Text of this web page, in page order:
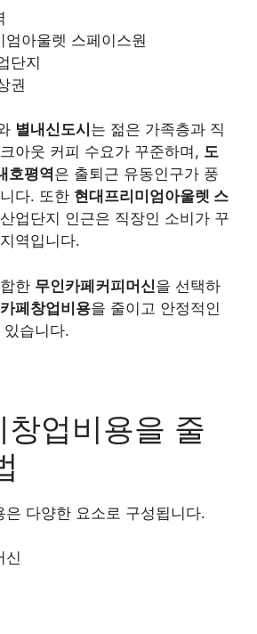
엄아울렛 스페이스원
단지
권
별내신도시 는 젊은 가족층과 직
아웃 커피 수요가 꾸준하며, 도
호평역은 출퇴근 유동인구가 풍
다. 또한 현대프리미엄아울렛 스
업단지 인근은 직장인 소비가 꾸
역입니다.
한 무인카페커피머신을 선택하
페창업비용을 줄이고 안정적인
습니다.
창업비용을 줄
은 다양한 요소로 구성됩니다.
신